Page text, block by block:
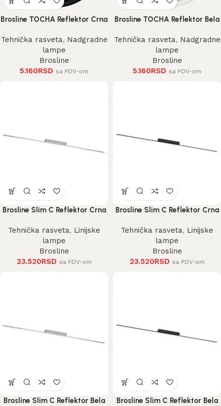
Brosline TOCHA Reflektor Crna
Tehnička rasveta, Nadgradne
lampe
Brosline
5.160RSD sa PDV-om
Brosline TOCHA Reflektor Bela
Tehnička rasveta, Nadgradne
lampe
Brosline
5.160RSD sa PDV-om
Brosline Slim C Reflektor Crna
3000K 1200 mm 40 mm 1291
mm
Tehnička rasveta, Linijske
lampe
Brosline
23.520RSD sa PDV-om
Brosline Slim C Reflektor Crna
3000K 1200 mm 40 mm 1289
mm
Tehnička rasveta, Linijske
lampe
Brosline
23.520RSD sa PDV-om
Brosline Slim C Reflektor Bela
Brosline Slim C Reflektor Bela